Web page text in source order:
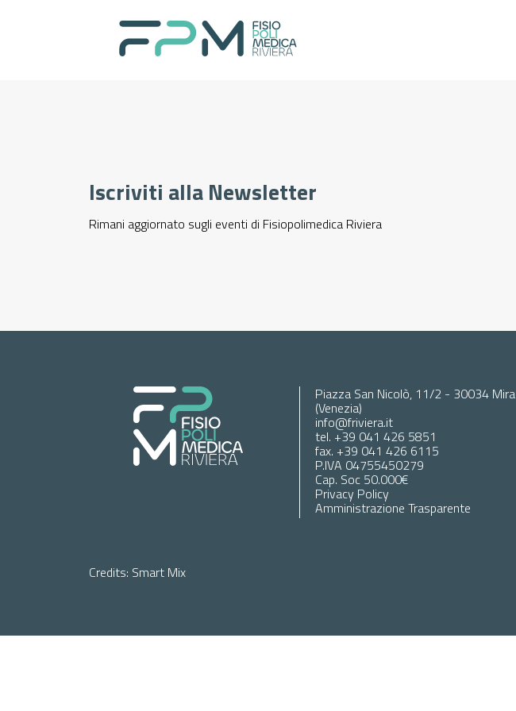
Contatti
Iscriviti alla Newsletter
Rimani aggiornato sugli eventi di Fisiopolimedica Riviera
Piazza San Nicolò, 11/2 - 30034 Mira
(Venezia)
info@friviera.it
tel. +39 041 426 5851
fax. +39 041 426 6115
P.IVA 04755450279
Cap. Soc 50.000€
Privacy Policy
Amministrazione Trasparente
Credits: Smart Mix